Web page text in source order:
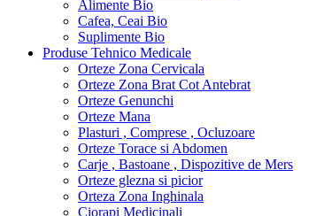
Alimente Bio
Cafea, Ceai Bio
Suplimente Bio
Produse Tehnico Medicale
Orteze Zona Cervicala
Orteze Zona Brat Cot Antebrat
Orteze Genunchi
Orteze Mana
Plasturi , Comprese , Ocluzoare
Orteze Torace si Abdomen
Carje , Bastoane , Dispozitive de Mers
Orteze glezna si picior
Orteza Zona Inghinala
Ciorapi Medicinali